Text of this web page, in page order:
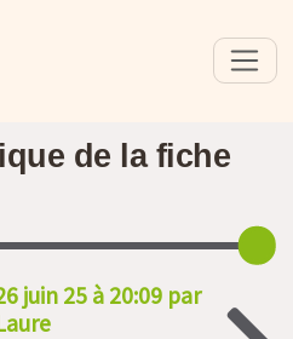
de la fiche
juin 25 à 20:09 par